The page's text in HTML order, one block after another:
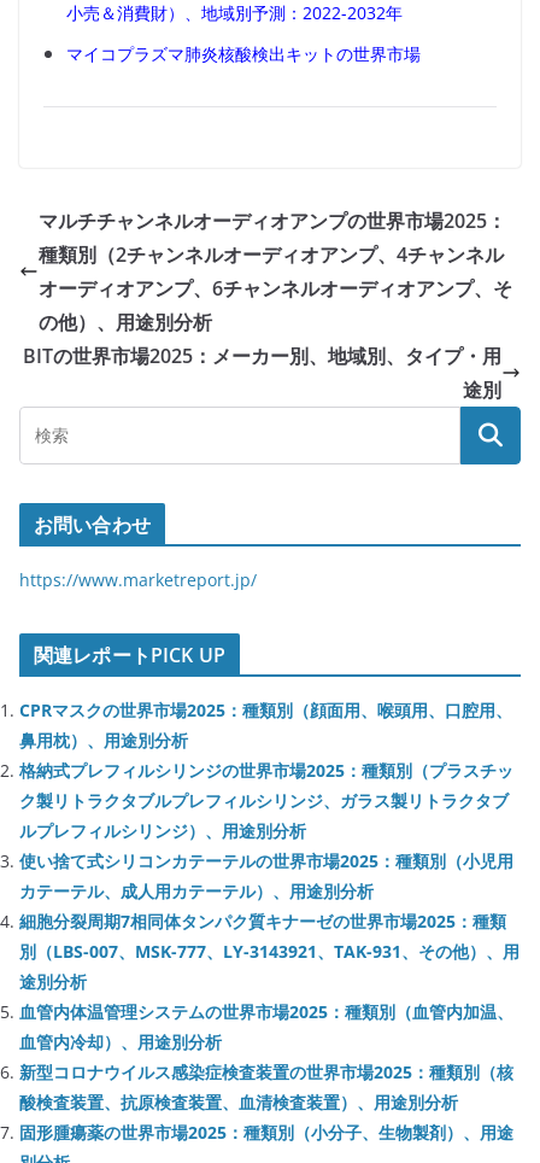
小売＆消費財）、地域別予測：2022-2032年
マイコプラズマ肺炎核酸検出キットの世界市場
マルチチャンネルオーディオアンプの世界市場2025：
種類別（2チャンネルオーディオアンプ、4チャンネル
オーディオアンプ、6チャンネルオーディオアンプ、そ
の他）、用途別分析
BITの世界市場2025：メーカー別、地域別、タイプ・用
途別
お問い合わせ
https://www.marketreport.jp/
関連レポートPICK UP
CPRマスクの世界市場2025：種類別（顔面用、喉頭用、口腔用、
鼻用枕）、用途別分析
格納式プレフィルシリンジの世界市場2025：種類別（プラスチッ
ク製リトラクタブルプレフィルシリンジ、ガラス製リトラクタブ
ルプレフィルシリンジ）、用途別分析
使い捨て式シリコンカテーテルの世界市場2025：種類別（小児用
カテーテル、成人用カテーテル）、用途別分析
細胞分裂周期7相同体タンパク質キナーゼの世界市場2025：種類
別（LBS-007、MSK-777、LY-3143921、TAK-931、その他）、用
途別分析
血管内体温管理システムの世界市場2025：種類別（血管内加温、
血管内冷却）、用途別分析
新型コロナウイルス感染症検査装置の世界市場2025：種類別（核
酸検査装置、抗原検査装置、血清検査装置）、用途別分析
固形腫瘍薬の世界市場2025：種類別（小分子、生物製剤）、用途